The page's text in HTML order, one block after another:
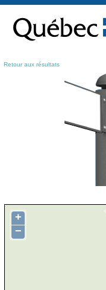
contenu
Retour aux résultats
+
−